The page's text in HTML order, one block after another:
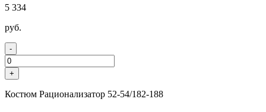
5 334
руб.
-
+
Костюм Рационализатор 52-54/182-188